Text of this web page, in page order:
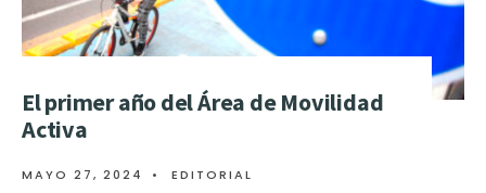
El primer año del Área de Movilidad
Activa
MAYO 27, 2024 • EDITORIAL